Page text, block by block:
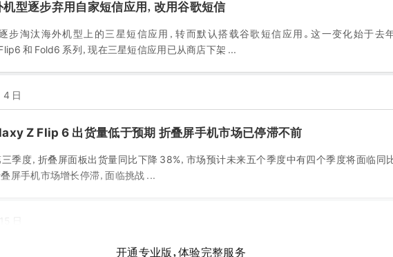
机型逐步弃用自家短信应用，改用谷歌短信
步淘汰海外机型上的三星短信应用，转而默认搭载谷歌短信应用。这一变化始于去
和 Fold6 系列，现在三星短信应用已从商店下架 ...
4 日
Z Flip 6 出货量低于预期 折叠屏手机市场已停滞不前
季度，折叠屏面板出货量同比下降 38%，市场预计未来五个季度中有四个季度将面临同
叠屏手机市场增长停滞，面临挑战 ...
开通专业版，体验完整服务